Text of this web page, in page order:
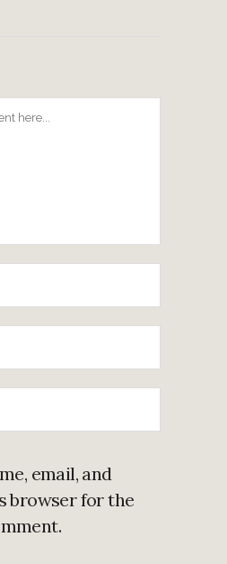
email, and
browser for the